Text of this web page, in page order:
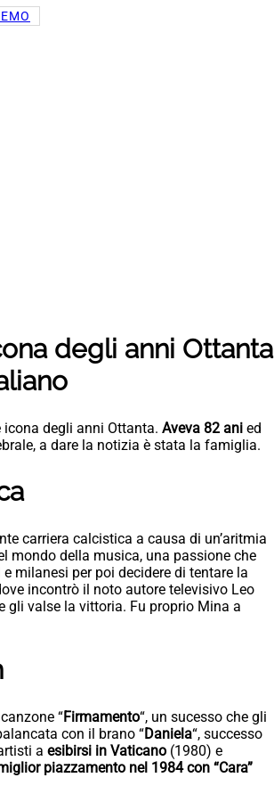
degli anni Ottanta
degli anni Ottanta. Aveva 82 ani ed
a dare la notizia è stata la famiglia.
carriera calcistica a causa di un’aritmia
mondo della musica, una passione che
milanesi per poi decidere di tentare la
incontrò il noto autore televisivo Leo
gli valse la vittoria. Fu proprio Mina a
“Firmamento“, un sucesso che gli
con il brano “Daniela“, successo
a esibirsi in Vaticano (1980) e
piazzamento nel 1984 con “Cara”